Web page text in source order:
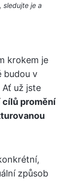
sledujte je a
krokem je
budou v
Ať už jste
promění
způsob